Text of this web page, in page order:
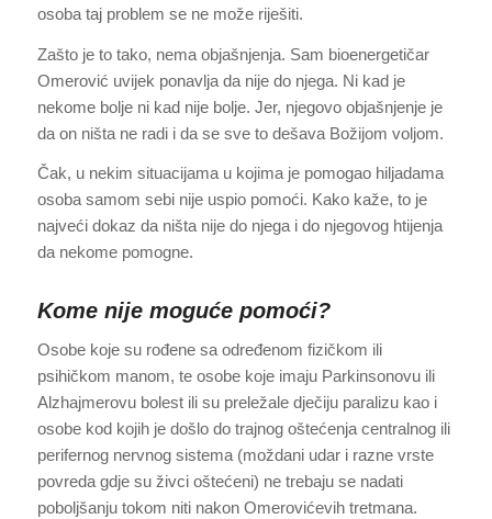
osoba taj problem se ne može riješiti.
Zašto je to tako, nema objašnjenja. Sam bioenergetičar
Omerović uvijek ponavlja da nije do njega. Ni kad je
nekome bolje ni kad nije bolje. Jer, njegovo objašnjenje je
da on ništa ne radi i da se sve to dešava Božijom voljom.
Čak, u nekim situacijama u kojima je pomogao hiljadama
osoba samom sebi nije uspio pomoći. Kako kaže, to je
najveći dokaz da ništa nije do njega i do njegovog htijenja
da nekome pomogne.
Kome nije moguće pomoći?
Osobe koje su rođene sa određenom fizičkom ili
psihičkom manom, te osobe koje imaju Parkinsonovu ili
Alzhajmerovu bolest ili su preležale dječiju paralizu kao i
osobe kod kojih je došlo do trajnog oštećenja centralnog ili
perifernog nervnog sistema (moždani udar i razne vrste
povreda gdje su živci oštećeni) ne trebaju se nadati
poboljšanju tokom niti nakon Omerovićevih tretmana.